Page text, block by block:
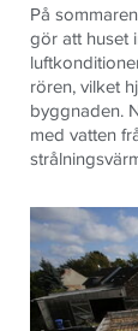
På
gör att huset
rören, vilket
byggnaden.
med vatten